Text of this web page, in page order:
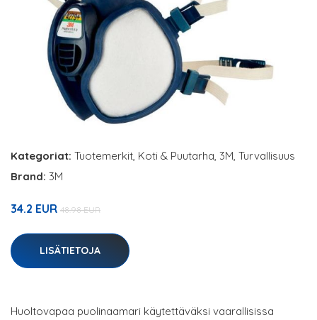
Kategoriat: Tuotemerkit, Koti & Puutarha, 3M, Turvallisuus
Brand: 3M
34.2 EUR 48.98 EUR
LISÄTIETOJA
Huoltovapaa puolinaamari käytettäväksi vaarallisissa